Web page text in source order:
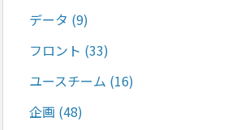
データ (9)
フロント (33)
ユースチーム (16)
企画 (48)